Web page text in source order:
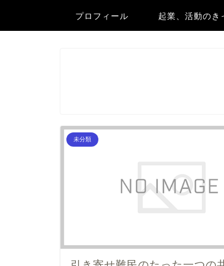
プロフィール 起業、活動のき
未分類